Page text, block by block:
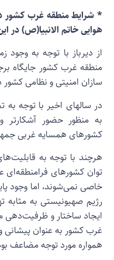
منطقه غرب کشور در
خاتم الانبیا(ص) در این
دیرباز با توجه به وجود
غرب کشور جایگاه
امنیتی و نظامی کشور
سالهای اخیر با توجه به
منظور حضور آشکارتر و
همسایه غربی
با توجه به قابلیت‌های
کشورهای فرامنطقه‌ای
نمی‌شوند، اما وجود
صهیونیستی به مثابه
ساختار و ظرفیت‌دهی
کشور به عنوان پیشانی و
مورد توجه مضاعف